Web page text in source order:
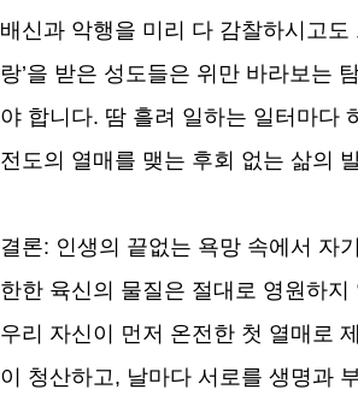
배신과 악행을 미리 다 감찰하시고도
랑’을 받은 성도들은 위만 바라보는
야 합니다. 땀 흘려 일하는 일터마다
전도의 열매를 맺는 후회 없는 삶의
결론: 인생의 끝없는 욕망 속에서 자
한한 육신의 물질은 절대로 영원하지
우리 자신이 먼저 온전한 첫 열매로
이 청산하고, 날마다 서로를 생명과